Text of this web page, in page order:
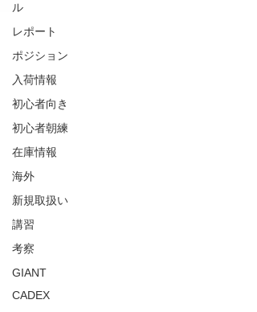
ル
レポート
ポジション
入荷情報
初心者向き
初心者朝練
在庫情報
海外
新規取扱い
講習
考察
GIANT
CADEX